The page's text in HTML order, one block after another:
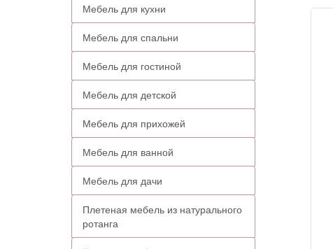
Мебель для кухни
Мебель для спальни
Мебель для гостиной
Мебель для детской
Мебель для прихожей
Мебель для ванной
Мебель для дачи
Плетеная мебель из натурального
ротанга